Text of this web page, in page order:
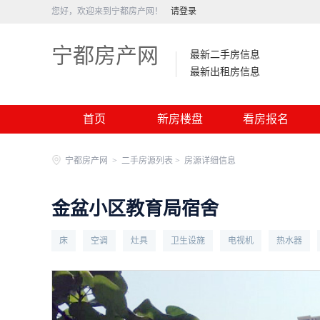
您好，欢迎来到宁都房产网！ 请登录
宁都房产网
最新二手房信息
最新出租房信息
首页 新房楼盘 看房报名
宁都房产网 > 二手房源列表 > 房源详细信息
金盆小区教育局宿舍
床 空调 灶具 卫生设施 电视机 热水器